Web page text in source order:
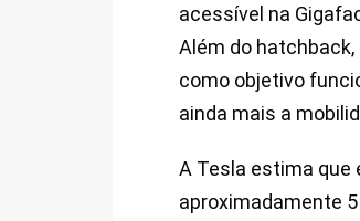
acessível na
Além do
como objetivo
ainda mais a
A Tesla estima que
aproximadamente